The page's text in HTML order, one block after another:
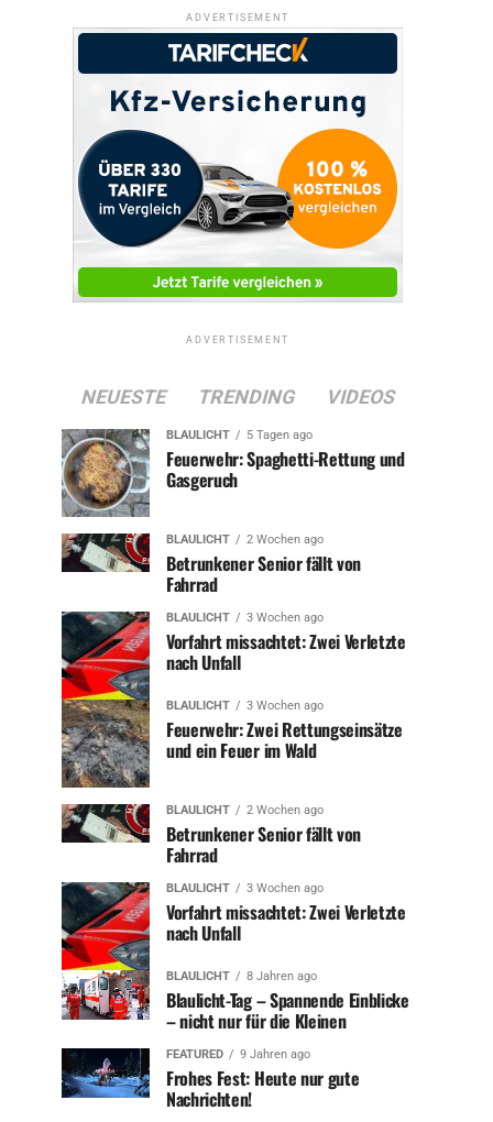
ADVERTISEMENT
ADVERTISEMENT
NEUESTE TRENDING VIDEOS
BLAULICHT 5 Tagen ago
Feuerwehr: Spaghetti-Rettung und
Gasgeruch
BLAULICHT 2 Wochen ago
Betrunkener Senior fällt von
Fahrrad
BLAULICHT 3 Wochen ago
Vorfahrt missachtet: Zwei Verletzte
nach Unfall
BLAULICHT 3 Wochen ago
Feuerwehr: Zwei Rettungseinsätze
und ein Feuer im Wald
BLAULICHT 2 Wochen ago
Betrunkener Senior fällt von
Fahrrad
BLAULICHT 3 Wochen ago
Vorfahrt missachtet: Zwei Verletzte
nach Unfall
BLAULICHT 8 Jahren ago
Blaulicht-Tag – Spannende Einblicke
– nicht nur für die Kleinen
FEATURED 9 Jahren ago
Frohes Fest: Heute nur gute
Nachrichten!